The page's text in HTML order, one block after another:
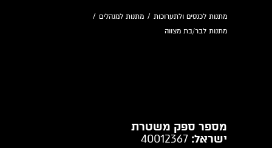
מתנות לכנסים ולתערוכות / מתנות למנהלים /
מתנות לבר/בת מצווה
מספר ספק משטרת
ישראל: